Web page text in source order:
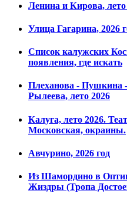
Ленина и Кирова, лето
Улица Гагарина, 2026
Список калужских
появления, где искать
Плеханова - Пушкина -
Рылеева, лето 2026
Калуга, лето 2026.
Московская, окраины.
Авчурино, 2026 год
Из Шамордино в
Жиздры (Тропа